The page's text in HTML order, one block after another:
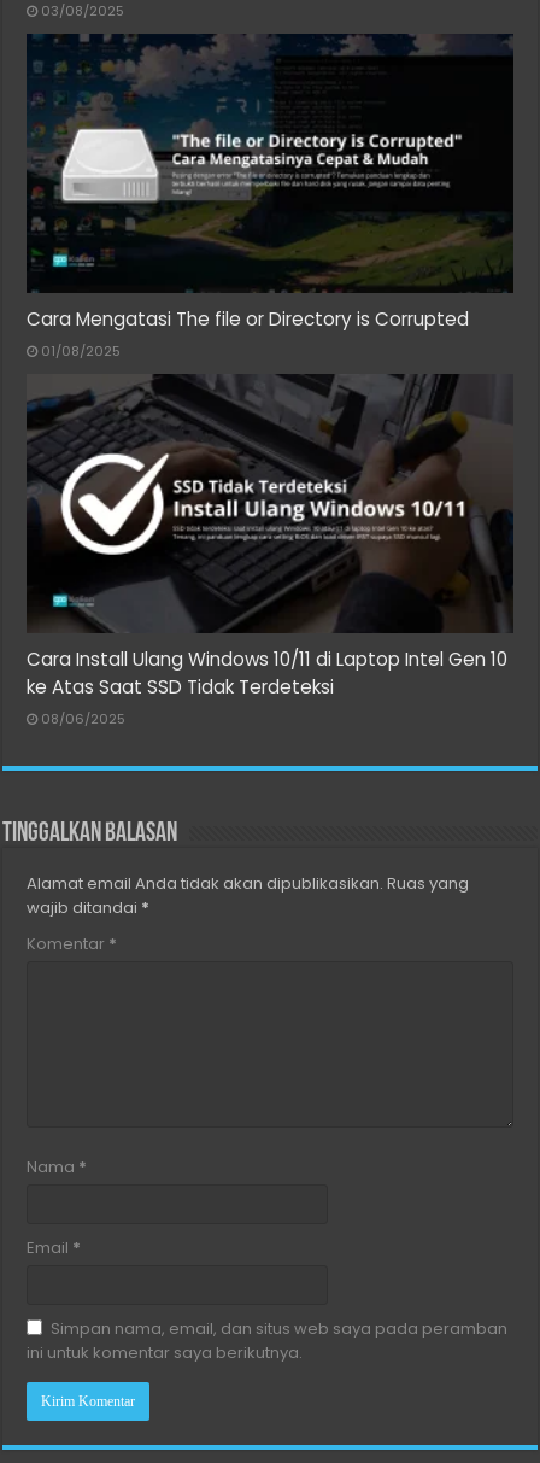
03/08/2025
Cara Mengatasi The file or Directory is Corrupted
01/08/2025
Cara Install Ulang Windows 10/11 di Laptop Intel Gen 10
ke Atas Saat SSD Tidak Terdeteksi
08/06/2025
Tinggalkan Balasan
Alamat email Anda tidak akan dipublikasikan. Ruas yang
wajib ditandai *
Komentar *
Nama *
Email *
Simpan nama, email, dan situs web saya pada peramban
ini untuk komentar saya berikutnya.